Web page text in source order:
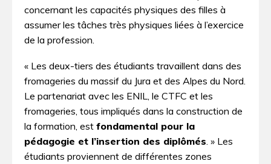
concernant les capacités physiques des filles à
assumer les tâches très physiques liées à l’exercice
de la profession.
« Les deux-tiers des étudiants travaillent dans des
fromageries du massif du Jura et des Alpes du Nord.
Le partenariat avec les ENIL, le CTFC et les
fromageries, tous impliqués dans la construction de
la formation, est fondamental pour la
pédagogie et l’insertion des diplômés . » Les
étudiants proviennent de différentes zones